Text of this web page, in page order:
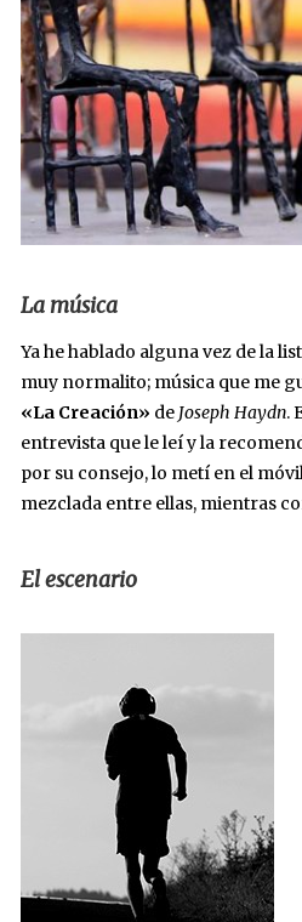
La música
Ya he hablado alguna vez de la
muy normalito; música que me
«La Creación» de Joseph Haydn.
entrevista que le leí y la
por su consejo, lo metí en el
mezclada entre ellas, mientras
El escenario